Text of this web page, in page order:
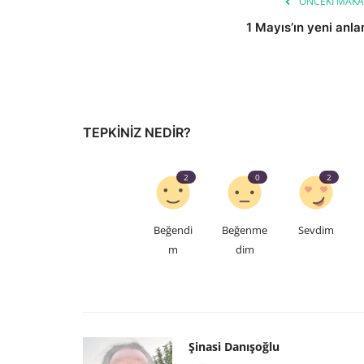
1 Mayıs’ın yeni
TEPKINIZ NEDIR?
Beğendi
m
2
Beğenme
dim
0
Sevdim
2
Şinasi Danışoğlu